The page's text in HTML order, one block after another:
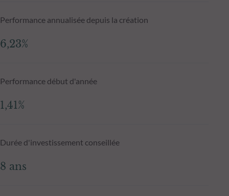
Performance annualisée depuis la création
6,23%
Performance début d'année
1,41%
Durée d'investissement conseillée
8 ans